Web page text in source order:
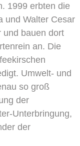
1999 erbten die
und Walter Cesar
und bauen dort
an. Die
Umwelt- und
so groß
der
Unterbringung,
der